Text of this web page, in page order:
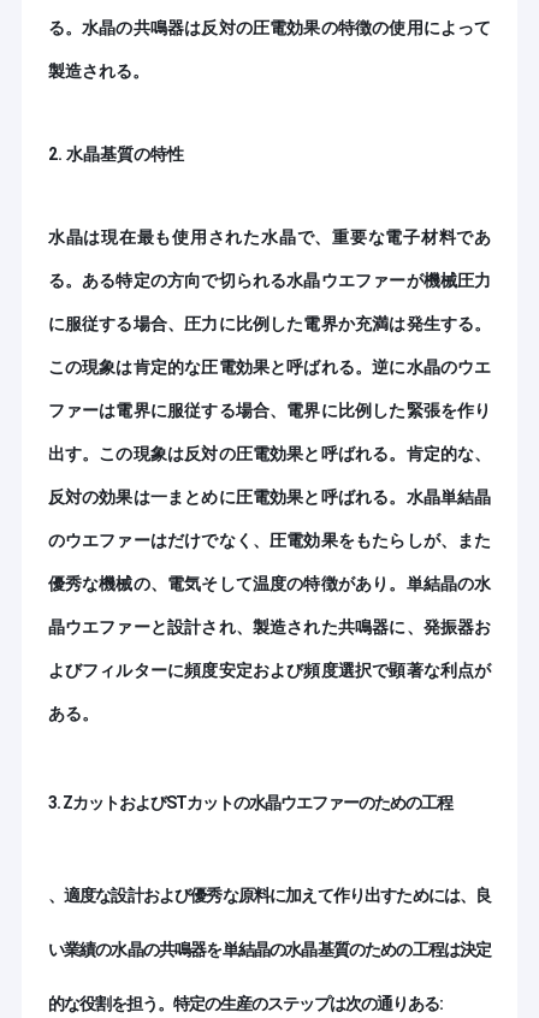
る。水晶の共鳴器は反対の圧電効果の特徴の使用によって
製造される。
2. 水晶基質の特性
水晶は現在最も使用された水晶で、重要な電子材料であ
る。ある特定の方向で切られる水晶ウエファーが機械圧力
に服従する場合、圧力に比例した電界か充満は発生する。
この現象は肯定的な圧電効果と呼ばれる。逆に水晶のウエ
ファーは電界に服従する場合、電界に比例した緊張を作り
出す。この現象は反対の圧電効果と呼ばれる。肯定的な、
反対の効果は一まとめに圧電効果と呼ばれる。水晶単結晶
のウエファーはだけでなく、圧電効果をもたらしが、また
優秀な機械の、電気そして温度の特徴があり。単結晶の水
晶ウエファーと設計され、製造された共鳴器に、発振器お
よびフィルターに頻度安定および頻度選択で顕著な利点が
ある。
3. ZカットおよびSTカットの水晶ウエファーのための工程
、適度な設計および優秀な原料に加えて作り出すためには、良
い業績の水晶の共鳴器を単結晶の水晶基質のための工程は決定
的な役割を担う。特定の生産のステップは次の通りある: